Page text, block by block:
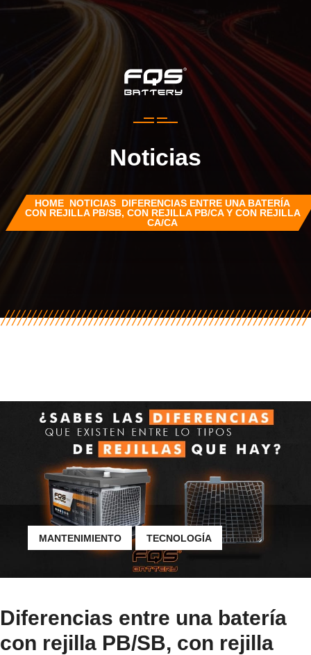
Noticias
HOME NOTICIAS DIFERENCIAS ENTRE UNA BATERÍA
CON REJILLA PB/SB, CON REJILLA PB/CA Y CON REJILLA
CA/CA
MANTENIMIENTO TECNOLOGÍA
Diferencias entre una batería
con rejilla PB/SB, con rejilla